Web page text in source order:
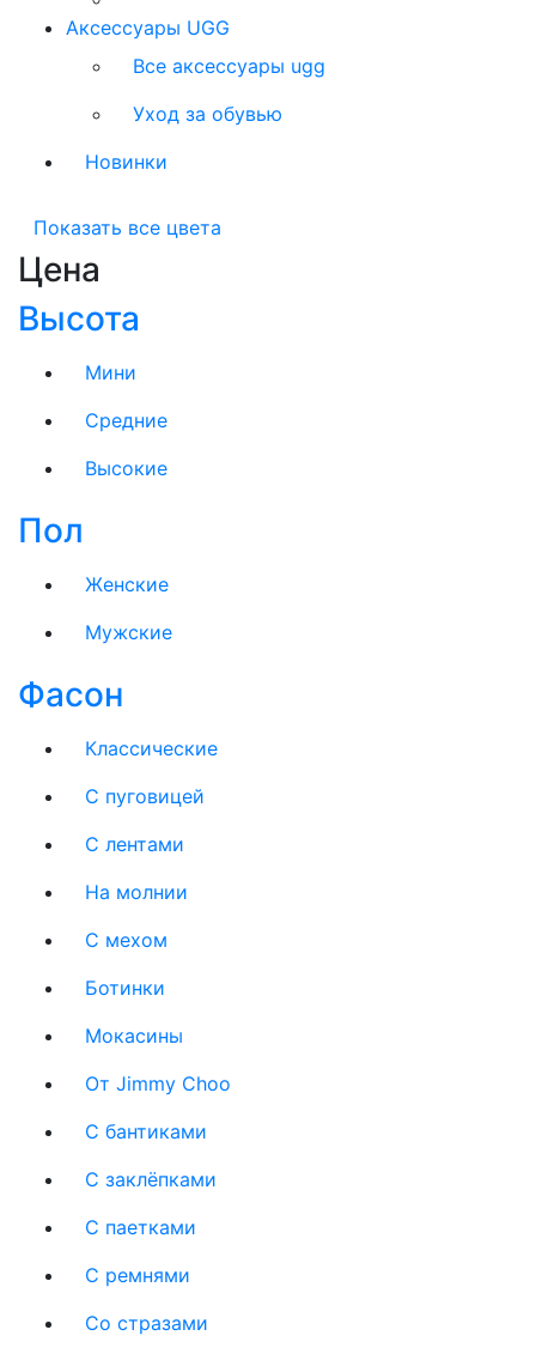
Аксессуары UGG
Все аксессуары ugg
Уход за обувью
Новинки
Показать все цвета
Цена
Высота
Мини
Средние
Высокие
Пол
Женские
Мужские
Фасон
Классические
С пуговицей
С лентами
На молнии
C мехом
Ботинки
Мокасины
От Jimmy Choo
С бантиками
С заклёпками
С паетками
С ремнями
Со стразами